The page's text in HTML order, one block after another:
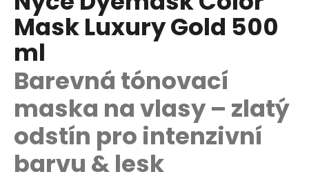
je
0,0
hviezdičiek.
Mask Luxury Gold 500
ml
Barevná tónovací
maska na vlasy – zlatý
odstín pro intenzivní
barvu & lesk
á
j
s
ť
?
HĽADAŤ